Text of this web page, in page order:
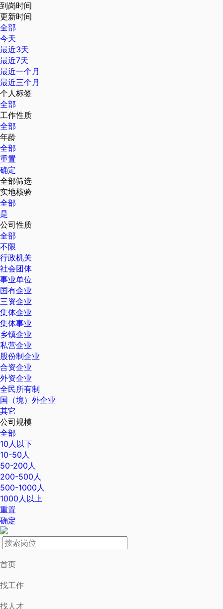
到岗时间
更新时间
全部
今天
最近3天
最近7天
最近一个月
最近三个月
个人标签
全部
工作性质
全部
年龄
全部
重置
确定
全部筛选
实地核验
全部
是
公司性质
全部
不限
行政机关
社会团体
事业单位
国有企业
三资企业
集体企业
集体事业
乡镇企业
私营企业
股份制企业
合资企业
外资企业
全民所有制
国（境）外企业
其它
公司规模
全部
10人以下
10-50人
50-200人
200-500人
500-1000人
1000人以上
重置
确定
首页
找工作
找人才